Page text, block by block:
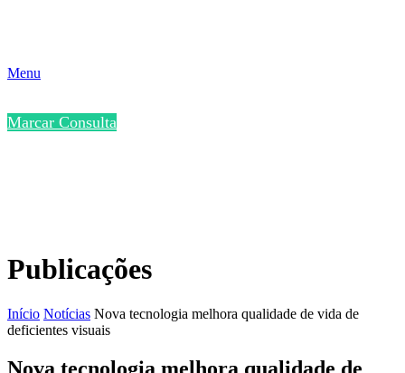
Menu
Marcar Consulta
Publicações
Início Notícias Nova tecnologia melhora qualidade de vida de
deficientes visuais
Nova tecnologia melhora qualidade de